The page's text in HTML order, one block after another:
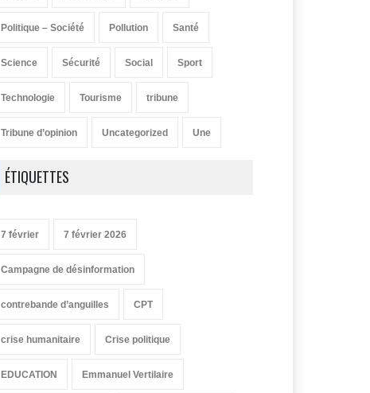
Politique – Société Pollution Santé
Science Sécurité Social Sport
Technologie Tourisme tribune
Tribune d’opinion Uncategorized Une
ÉTIQUETTES
7 février 7 février 2026
Campagne de désinformation
contrebande d’anguilles CPT
crise humanitaire Crise politique
EDUCATION Emmanuel Vertilaire